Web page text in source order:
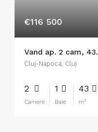
€116 500
Cluj-Napoca, Cluj
2
Camere
1
Baie
43
m²